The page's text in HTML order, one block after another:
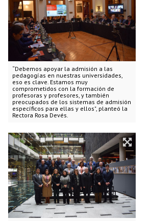
“Debemos apoyar la admisión a las
pedagogías en nuestras universidades,
eso es clave. Estamos muy
comprometidos con la formación de
profesoras y profesores, y también
preocupados de los sistemas de admisión
específicos para ellas y ellos", planteó la
Rectora Rosa Devés.